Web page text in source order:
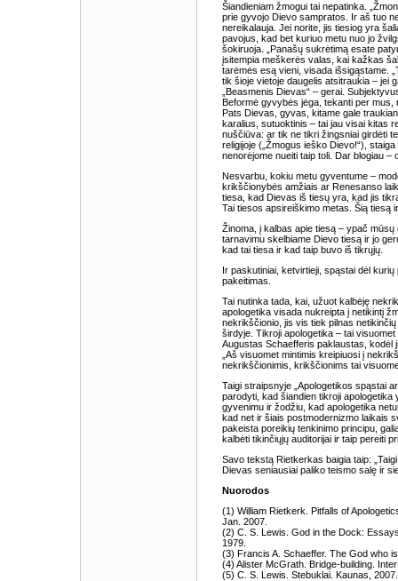
Šiandieniam žmogui tai nepatinka.
prie gyvojo Dievo sampratos. Ir aš tuo
nereikalauja. Jei norite, jis tiesiog yra
pavojus, kad bet kuriuo metu nuo jo
šokiruoja. „Panašų sukrėtimą esate
įsitempia meškerės valas, kai kažkas
tarėmės esą vieni, visada išsigąstame.
tik šioje vietoje daugelis atsitraukia – jei
„Beasmenis Dievas“ – gerai.
Beformė gyvybės jėga, tekanti per mus,
Pats Dievas, gyvas, kitame gale
karalius, sutuoktinis – tai jau visai kitas
nuščiūva: ar tik ne tikri žingsniai girdėti
religijoje („Žmogus ieško Dievo!“),
nenorėjome nueiti taip toli. Dar blogiau –
Nesvarbu, kokiu metu gyventume –
krikščionybės amžiais ar Renesanso
tiesa, kad Dievas iš tiesų yra, kad jis
Tai tiesos apsireiškimo metas. Šią tiesą
Žinoma, į kalbas apie tiesą – ypač
tarnavimu skelbiame Dievo tiesą ir jo
kad tai tiesa ir kad taip buvo iš tikrųjų.
Ir paskutiniai, ketvirtieji, spąstai dėl
pakeitimas.
Tai nutinka tada, kai, užuot kalbėję
apologetika visada nukreipta į netikintį
nekrikščionio, jis vis tiek pilnas
širdyje. Tikroji apologetika – tai
Augustas Schaefferis paklaustas, kodėl
„Aš visuomet mintimis kreipiuosi į
nekrikščionimis, krikščionims tai
Taigi straipsnyje „Apologetikos spąstai
parodyti, kad šiandien tikroji
gyvenimu ir žodžiu, kad apologetika
kad net ir šiais postmodernizmo laikais
pakeista poreikių tenkinimo principu,
kalbėti tikinčiųjų auditorijai ir taip pereiti
Savo tekstą Rietkerkas baigia taip:
Dievas seniausiai paliko teismo salę ir
Nuorodos
(1) William Rietkerk. Pitfalls of
Jan. 2007.
(2) C. S. Lewis. God in the Dock:
1979.
(3) Francis A. Schaeffer. The God who
(4) Alister McGrath. Bridge-building.
(5) C. S. Lewis. Stebuklai. Kaunas,